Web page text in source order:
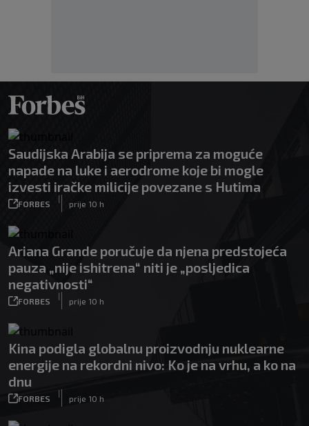
Saudijska Arabija se priprema za moguće
napade na luke i aerodrome koje bi mogle
izvesti iračke milicije povezane s Hutima
FORBES
|
prije 10 h
Ariana Grande poručuje da njena predstojeća
pauza „nije ishitrena“ niti je „posljedica
negativnosti“
FORBES
|
prije 10 h
Kina podigla globalnu proizvodnju nuklearne
energije na rekordni nivo: Ko je na vrhu, a ko na
dnu
FORBES
|
prije 10 h